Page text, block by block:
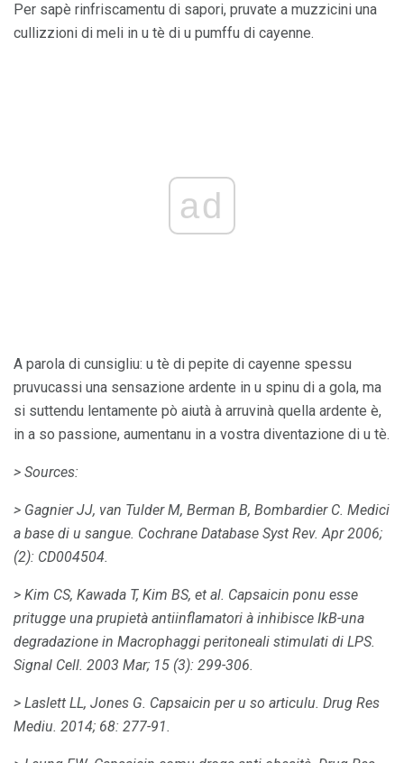
Per sapè rinfriscamentu di sapori, pruvate a muzzicini una
cullizzioni di meli in u tè di u pumffu di cayenne.
ad
A parola di cunsigliu: u tè di pepite di cayenne spessu
pruvucassi una sensazione ardente in u spinu di a gola, ma
si suttendu lentamente pò aiutà à arruvinà quella ardente è,
in a so passione, aumentanu in a vostra diventazione di u tè.
> Sources:
> Gagnier JJ, van Tulder M, Berman B, Bombardier C. Medici
a base di u sangue. Cochrane Database Syst Rev. Apr 2006;
(2): CD004504.
> Kim CS, Kawada T, Kim BS, et al. Capsaicin ponu esse
pritugge una prupietà antiinflamatori à inhibisce IkB-una
degradazione in Macrophaggi peritoneali stimulati di LPS.
Signal Cell. 2003 Mar; 15 (3): 299-306.
> Laslett LL, Jones G. Capsaicin per u so articulu. Drug Res
Mediu. 2014; 68: 277-91.